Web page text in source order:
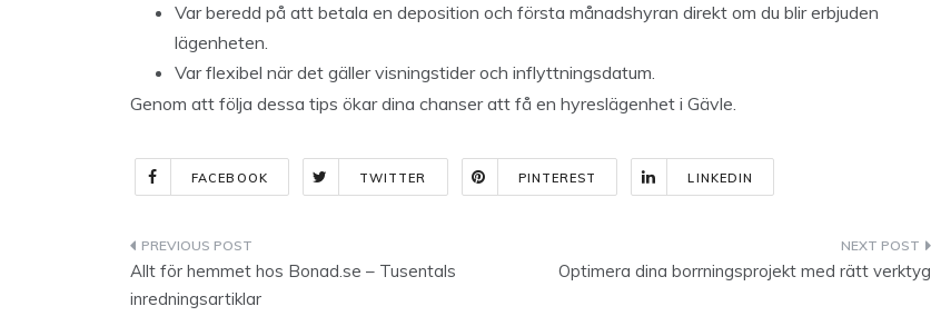
Var beredd på att betala en deposition och första månadshyran direkt om du blir erbjuden
lägenheten.
Var flexibel när det gäller visningstider och inflyttningsdatum.
Genom att följa dessa tips ökar dina chanser att få en hyreslägenhet i Gävle.
FACEBOOK TWITTER PINTEREST LINKEDIN
Indlægsnavigation
Allt för hemmet hos Bonad.se – Tusentals
inredningsartiklar
Optimera dina borrningsprojekt med rätt verktyg